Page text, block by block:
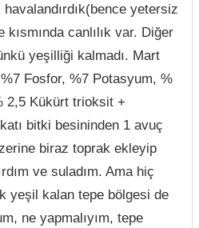
yetersiz
canlılık var. Diğer
yeşilliği kalmadı. Mart
Fosfor, %7 Potasyum, %
2,5 Kükürt trioksit +
bitki besininden 1 avuç
biraz toprak ekleyip
ve suladım. Ama hiç
yeşil kalan tepe bölgesi de
ne yapmalıyım, tepe